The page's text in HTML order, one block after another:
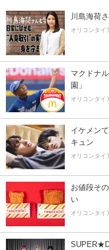
川島海荷
オリコンタイ
マクドナ
園」
オリコンタイ
イケメン
キュン
オリコンタイ
お値段そ
い
オリコンタイ